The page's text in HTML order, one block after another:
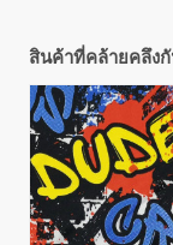
สินค้าที่คล้ายคลึง